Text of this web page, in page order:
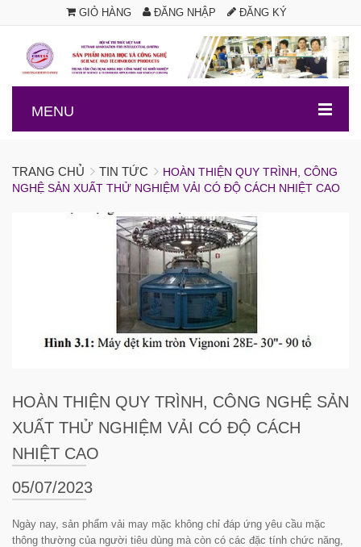
GIỎ HÀNG ĐĂNG NHẬP ĐĂNG KÝ
.
MENU
TRANG CHỦ TIN TỨC
HOÀN THIỆN QUY TRÌNH, CÔNG
NGHỆ SẢN XUẤT THỬ NGHIỆM VẢI CÓ ĐỘ CÁCH NHIỆT CAO
HOÀN THIỆN QUY TRÌNH, CÔNG NGHỆ SẢN
XUẤT THỬ NGHIỆM VẢI CÓ ĐỘ CÁCH
NHIỆT CAO
05/07/2023
Ngày nay, sản phẩm vải may mặc không chỉ đáp ứng yêu cầu mặc
thông thường của người tiêu dùng mà còn có các đặc tính chức năng,